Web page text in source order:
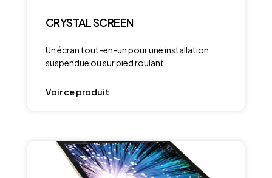
CRYSTAL SCREEN
Un écran tout-en-un pour une installation
suspendue ou sur pied roulant
Voir ce produit